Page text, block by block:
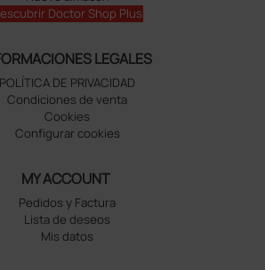
Doctor Shop Plus
LEGALES
POLÍTICA DE PRIVACIDAD
Condiciones de venta
Cookies
Configurar cookies
MY ACCOUNT
Pedidos y Factura
Lista de deseos
Mis datos